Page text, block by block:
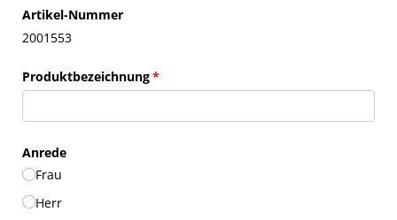
Artikel-Nummer
2001553
Produktbezeichnung*
(erforderlich)
Anrede
Frau
Herr